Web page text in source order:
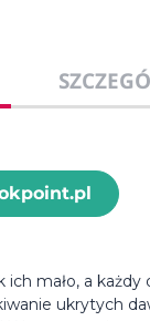
ich mało, a
ukrytych